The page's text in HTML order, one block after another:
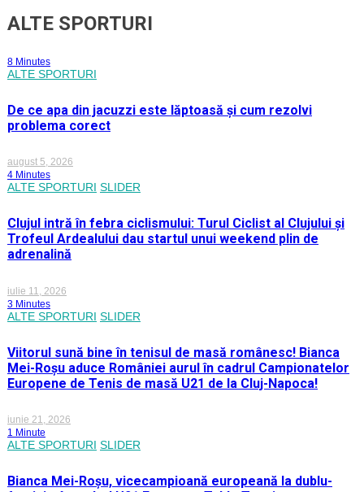
ALTE SPORTURI
8 Minutes
ALTE SPORTURI
De ce apa din jacuzzi este lăptoasă și cum rezolvi
problema corect
august 5, 2026
4 Minutes
ALTE SPORTURI SLIDER
Clujul intră în febra ciclismului: Turul Ciclist al Clujului și
Trofeul Ardealului dau startul unui weekend plin de
adrenalină
iulie 11, 2026
3 Minutes
ALTE SPORTURI SLIDER
Viitorul sună bine în tenisul de masă românesc! Bianca
Mei-Roșu aduce României aurul în cadrul Campionatelor
Europene de Tenis de masă U21 de la Cluj-Napoca!
iunie 21, 2026
1 Minute
ALTE SPORTURI SLIDER
Bianca Mei-Roșu, vicecampioană europeană la dublu-